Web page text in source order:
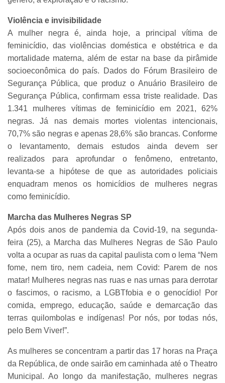
Violência e invisibilidade
A mulher negra é, ainda hoje, a principal vítima de
feminicídio, das violências doméstica e obstétrica e da
mortalidade materna, além de estar na base da pirâmide
socioeconômica do país. Dados do Fórum Brasileiro de
Segurança Pública, que produz o Anuário Brasileiro de
Segurança Pública, confirmam essa triste realidade. Das
1.341 mulheres vítimas de feminicídio em 2021, 62%
negras. Já nas demais mortes violentas intencionais,
70,7% são negras e apenas 28,6% são brancas. Conforme
o levantamento, demais estudos ainda devem ser
realizados para aprofundar o fenômeno, entretanto,
levanta-se a hipótese de que as autoridades policiais
enquadram menos os homicídios de mulheres negras
como feminicídio.
Marcha das Mulheres Negras SP
Após dois anos de pandemia da Covid-19, na segunda-
feira (25), a Marcha das Mulheres Negras de São Paulo
volta a ocupar as ruas da capital paulista com o lema “Nem
fome, nem tiro, nem cadeia, nem Covid: Parem de nos
matar! Mulheres negras nas ruas e nas urnas para derrotar
o fascimos, o racismo, a LGBTfobia e o genocídio! Por
comida, emprego, educação, saúde e demarcação das
terras quilombolas e indígenas! Por nós, por todas nós,
pelo Bem Viver!”.
As mulheres se concentram a partir das 17 horas na Praça
da República, de onde sairão em caminhada até o Theatro
Municipal. Ao longo da manifestação, mulheres negras